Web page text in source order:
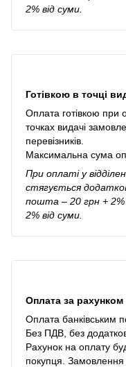
2% від суми.
Готівкою в точці
Оплата готівкою при
точках видачі
перевізників.
Максимальна сума
При оплаті у
стягується
пошта – 20 грн +
2% від суми.
Оплата за рахунком
Оплата банківським
Без ПДВ, без
Рахунок на оплату
покупця. Замовлення